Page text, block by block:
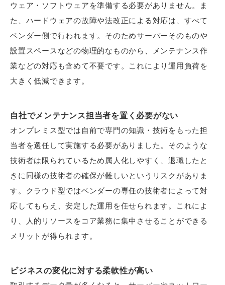
ウェア・ソフトウェアを準備する必要がありません。ま
た、ハードウェアの故障や法改正による対応は、すべて
ベンダー側で行われます。そのためサーバーそのものや
設置スペースなどの物理的なものから、メンテナンス作
業などの対応も含めて不要です。これにより運用負荷を
大きく低減できます。
自社でメンテナンス担当者を置く必要がない
オンプレミス型では自前で専門の知識・技術をもった担
当者を選任して実施する必要がありました。そのような
技術者は限られているため属人化しやすく、退職したと
きに同様の技術者の確保が難しいというリスクがありま
す。クラウド型ではベンダーの専任の技術者によって対
応してもらえ、安定した運用を任せられます。これによ
り、人的リソースをコア業務に集中させることができる
メリットが得られます。
ビジネスの変化に対する柔軟性が高い